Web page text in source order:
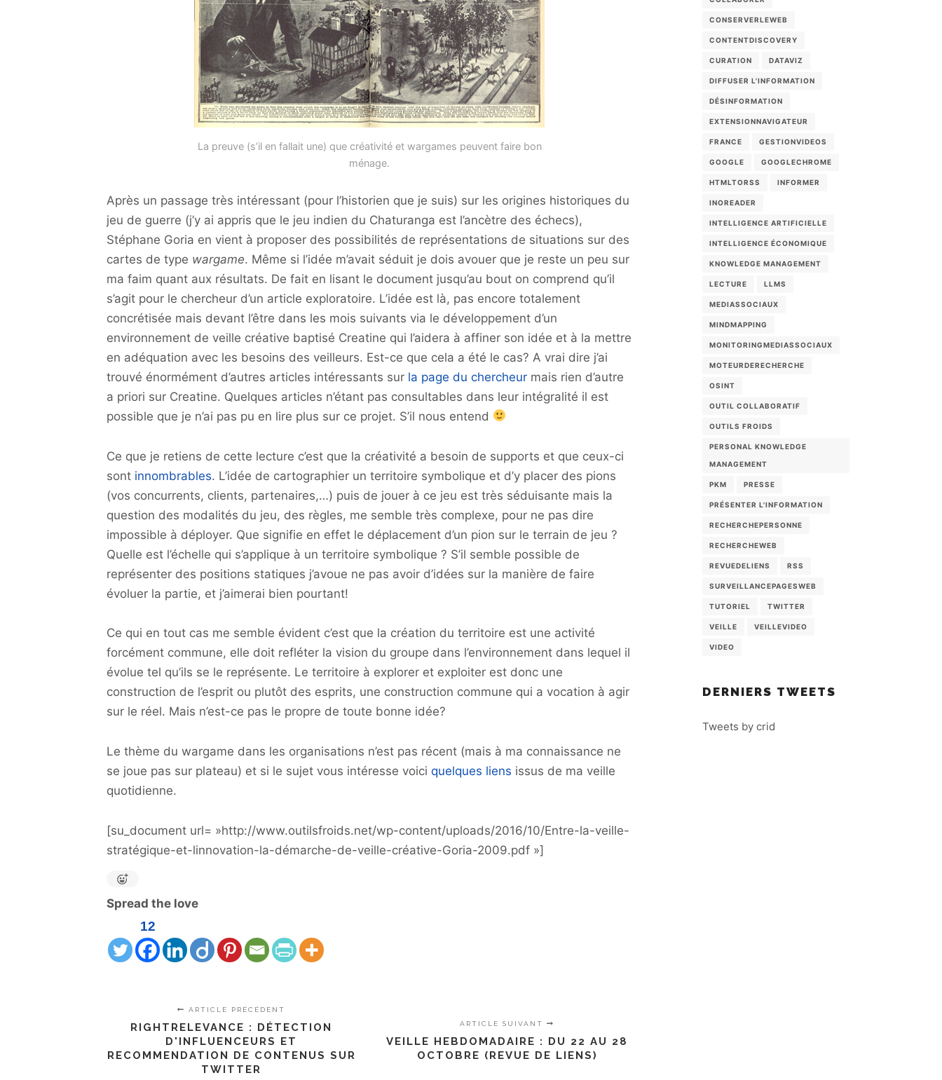
La preuve (s’il en fallait une) que créativité et wargames peuvent faire bon
ménage.
Après un passage très intéressant (pour l’historien que je suis) sur les origines historiques du
jeu de guerre (j’y ai appris que le jeu indien du Chaturanga est l’ancètre des échecs),
Stéphane Goria en vient à proposer des possibilités de représentations de situations sur des
cartes de type wargame. Même si l’idée m’avait séduit je dois avouer que je reste un peu sur
ma faim quant aux résultats. De fait en lisant le document jusqu’au bout on comprend qu’il
s’agit pour le chercheur d’un article exploratoire. L’idée est là, pas encore totalement
concrétisée mais devant l’être dans les mois suivants via le développement d’un
environnement de veille créative baptisé Creatine qui l’aidera à affiner son idée et à la mettre
en adéquation avec les besoins des veilleurs. Est-ce que cela a été le cas? A vrai dire j’ai
trouvé énormément d’autres articles intéressants sur la page du chercheur mais rien d’autre
a priori sur Creatine. Quelques articles n’étant pas consultables dans leur intégralité il est
possible que je n’ai pas pu en lire plus sur ce projet. S’il nous entend
Ce que je retiens de cette lecture c’est que la créativité a besoin de supports et que ceux-ci
sont innombrables. L’idée de cartographier un territoire symbolique et d’y placer des pions
(vos concurrents, clients, partenaires,…) puis de jouer à ce jeu est très séduisante mais la
question des modalités du jeu, des règles, me semble très complexe, pour ne pas dire
impossible à déployer. Que signifie en effet le déplacement d’un pion sur le terrain de jeu ?
Quelle est l’échelle qui s’applique à un territoire symbolique ? S’il semble possible de
représenter des positions statiques j’avoue ne pas avoir d’idées sur la manière de faire
évoluer la partie, et j’aimerai bien pourtant!
Ce qui en tout cas me semble évident c’est que la création du territoire est une activité
forcément commune, elle doit refléter la vision du groupe dans l’environnement dans lequel il
évolue tel qu’ils se le représente. Le territoire à explorer et exploiter est donc une
construction de l’esprit ou plutôt des esprits, une construction commune qui a vocation à agir
sur le réel. Mais n’est-ce pas le propre de toute bonne idée?
Le thème du wargame dans les organisations n’est pas récent (mais à ma connaissance ne
se joue pas sur plateau) et si le sujet vous intéresse voici quelques liens issus de ma veille
quotidienne.
[su_document url= »http://www.outilsfroids.net/wp-content/uploads/2016/10/Entre-la-veille-
stratégique-et-linnovation-la-démarche-de-veille-créative-Goria-2009.pdf »]
Spread the love
12
ARTICLE PRÉCÉDENT
RIGHTRELEVANCE : DÉTECTION
D'INFLUENCEURS ET
RECOMMENDATION DE CONTENUS SUR
TWITTER
ARTICLE SUIVANT
VEILLE HEBDOMADAIRE : DU 22 AU 28
OCTOBRE (REVUE DE LIENS)
CONSERVERLEWEB
CONTENTDISCOVERY
CURATION DATAVIZ
DIFFUSER L'INFORMATION
DÉSINFORMATION
EXTENSIONNAVIGATEUR
FRANCE GESTIONVIDEOS
GOOGLE GOOGLECHROME
HTMLTORSS INFORMER
INOREADER
INTELLIGENCE ARTIFICIELLE
INTELLIGENCE ÉCONOMIQUE
KNOWLEDGE MANAGEMENT
LECTURE LLMS
MEDIASSOCIAUX
MINDMAPPING
MONITORINGMEDIASSOCIAUX
MOTEURDERECHERCHE
OSINT
OUTIL COLLABORATIF
OUTILS FROIDS
PERSONAL KNOWLEDGE
MANAGEMENT
PKM PRESSE
PRÉSENTER L'INFORMATION
RECHERCHEPERSONNE
RECHERCHEWEB
REVUEDELIENS RSS
SURVEILLANCEPAGESWEB
TUTORIEL TWITTER
VEILLE VEILLEVIDEO
VIDEO
DERNIERS TWEETS
Tweets by crid